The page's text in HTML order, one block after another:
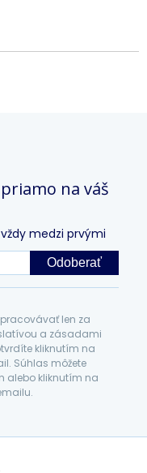
na váš
medzi prvými
Odoberať
len za
a zásadami
kliknutím na
Súhlas môžete
alebo kliknutím na